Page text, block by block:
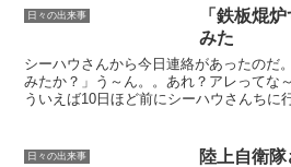
な気もして
ら捨てよっと
日々の出来事
「鉄板焜
みた
シーハウさんから今日連絡があったのだ
みたか？」う～ん。。あれ？アレってな
ういえば10日ほど前にシーハウさんちに
日々の出来事
陸上自衛